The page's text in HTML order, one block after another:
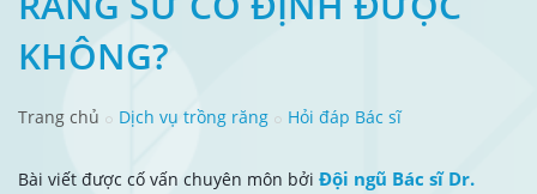
KHÔNG?
Trang chủ Dịch vụ trồng răng Hỏi đáp Bác sĩ
Bài viết được cố vấn chuyên môn bởi Đội ngũ Bác sĩ Dr.